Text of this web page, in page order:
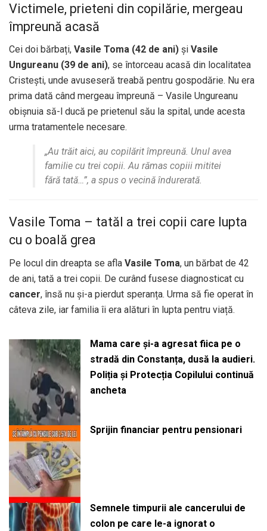
Victimele, prieteni din copilărie, mergeau
împreună acasă
Cei doi bărbați, Vasile Toma (42 de ani) și Vasile
Ungureanu (39 de ani), se întorceau acasă din localitatea
Cristești, unde avuseseră treabă pentru gospodărie. Nu era
prima dată când mergeau împreună – Vasile Ungureanu
obișnuia să-l ducă pe prietenul său la spital, unde acesta
urma tratamentele necesare.
„Au trăit aici, au copilărit împreună. Unul avea
familie cu trei copii. Au rămas copiii mititei
fără tată…”, a spus o vecină îndurerată.
Vasile Toma – tatăl a trei copii care lupta
cu o boală grea
Pe locul din dreapta se afla Vasile Toma, un bărbat de 42
de ani, tată a trei copii. De curând fusese diagnosticat cu
cancer, însă nu și-a pierdut speranța. Urma să fie operat în
câteva zile, iar familia îi era alături în lupta pentru viață.
Mama care și-a agresat fiica pe o
stradă din Constanța, dusă la audieri.
Poliția și Protecția Copilului continuă
ancheta
Sprijin financiar pentru pensionari
Semnele timpurii ale cancerului de
colon pe care le-a ignorat o